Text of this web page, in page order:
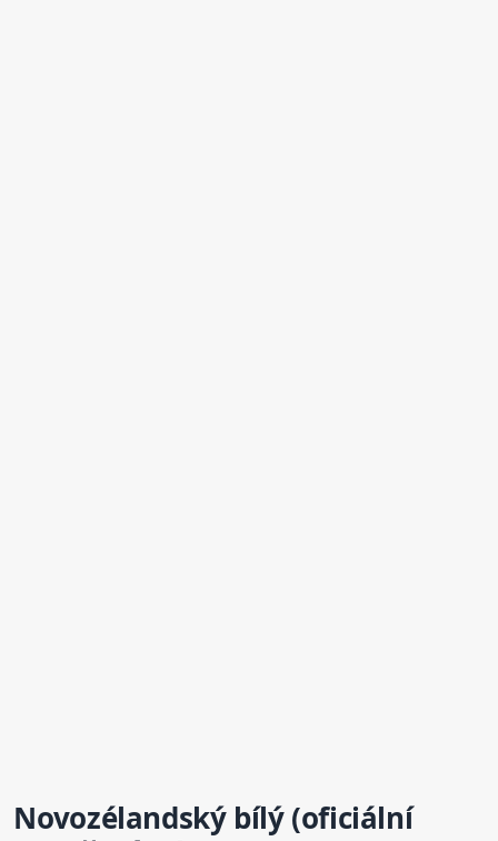
Novozélandský bílý(oficiální